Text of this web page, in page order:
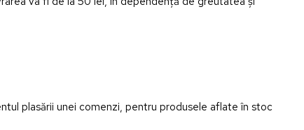
plasării unei comenzi, pentru produsele aflate în stoc